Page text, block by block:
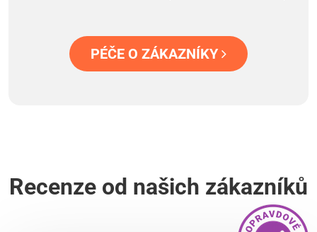
PÉČE O ZÁKAZNÍKY
Recenze od našich zákazníků